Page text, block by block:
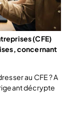
(CFE)
concernant
au CFE ? A
décrypte